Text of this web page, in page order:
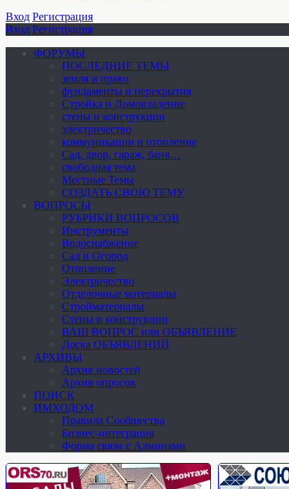
Вход Регистрация
Вход Регистрация
ФОРУМЫ
ПОСЛЕДНИЕ ТЕМЫ
земля и право
фундаменты и перекрытия
Стройка и Домовладение
стены и конструкции
электричество
коммуникации и отопление
Cад, двор, гараж, баня…
свободная тема
Местные Темы
СОЗДАТЬ СВОЮ ТЕМУ
ВОПРОСЫ
РУБРИКИ ВОПРОСОВ
Инструменты
Водоснабжение
Сад и Огород
Отопление
Электричество
Отделочные материалы
Стройматериалы
Стены и конструкции
ВАШ ВОПРОС или ОБЪЯВЛЕНИЕ
Доска ОБЪЯВЛЕНИЙ
АРХИВЫ
Архив новостей
Архив опросов
ПОИСК
ИМХОДОМ
Правила Сообщества
Бизнес-интеграция
Форма связи с Админами